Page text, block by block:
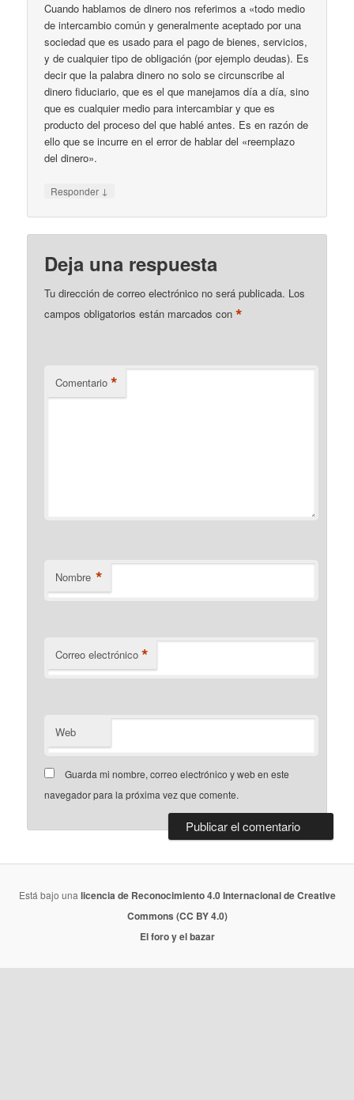
Cuando hablamos de dinero nos referimos a «todo medio
de intercambio común y generalmente aceptado por una
sociedad que es usado para el pago de bienes, servicios,
y de cualquier tipo de obligación (por ejemplo deudas). Es
decir que la palabra dinero no solo se circunscribe al
dinero fiduciario, que es el que manejamos día a día, sino
que es cualquier medio para intercambiar y que es
producto del proceso del que hablé antes. Es en razón de
ello que se incurre en el error de hablar del «reemplazo
del dinero».
Responder ↓
Deja una respuesta
Tu dirección de correo electrónico no será publicada. Los
campos obligatorios están marcados con*
Comentario *
Nombre *
Correo electrónico *
Web
Guarda mi nombre, correo electrónico y web en este
navegador para la próxima vez que comente.
Está bajo una licencia de Reconocimiento 4.0 Internacional de Creative
Commons (CC BY 4.0)
El foro y el bazar